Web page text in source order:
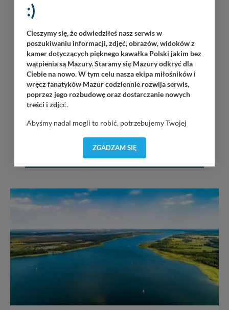
:)
Cieszymy się, że odwiedziłeś nasz serwis w
poszukiwaniu informacji, zdjęć, obrazów, widoków z
kamer dotyczących pięknego kawałka Polski jakim bez
wątpienia są Mazury. Staramy się Mazury odkryć dla
Ciebie na nowo. W tym celu nasza ekipa miłośników i
wręcz fanatyków Mazur codziennie rozwija serwis,
poprzez jego rozbudowę oraz dostarczanie nowych
treści i zdjęć.
Abyśmy nadal mogli to robić, potrzebujemy Twojej
dostosować do Twoich preferencji. Twoje dane (w tym
pliki cookies) będą zapisywane w celu usprawnienia
priorytetowe, bez poinformowania Ciebie nie będziemy
zmieniać zakresu naszych uprawnień. Twoje dane są u
informacji uzyskach w naszejPolityce Prywatności.
Klikając znak X lub przycisk PRZEJDŹ DO SERWISU
wyrażasz zgodę na przetwarzanie Twoich danych.
trzecim. Wyjątkiem jest sytuacja, gdy przekazanie
Twoich danych jest elementem usługi (przekazanie
ZGADZAM SIĘ